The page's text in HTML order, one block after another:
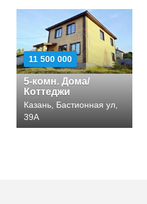
11 500 000
5-комн. Дома/
Коттеджи
Казань, Бастионная ул,
39А